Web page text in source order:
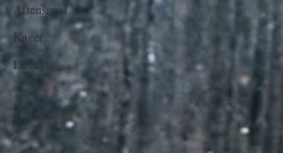
Aftensmad
Kager
Dessert